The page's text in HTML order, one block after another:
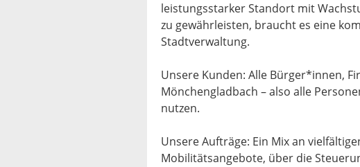
leistungsstarker Standort mit
zu gewährleisten, braucht es eine
Stadtverwaltung.
Unsere Kunden: Alle Bürger*innen,
Mönchengladbach – also alle
nutzen.
Unsere Aufträge: Ein Mix an
Mobilitätsangebote, über die